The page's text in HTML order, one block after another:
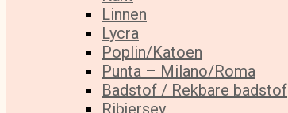
Linnen
Lycra
Poplin/Katoen
Punta – Milano/Roma
Badstof / Rekbare badstof
Ribjersey